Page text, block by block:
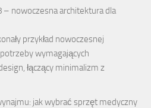
– nowoczesna architektura dla
przykład nowoczesnej
wymagających
łączący minimalizm z
jak wybrać sprzęt medyczny